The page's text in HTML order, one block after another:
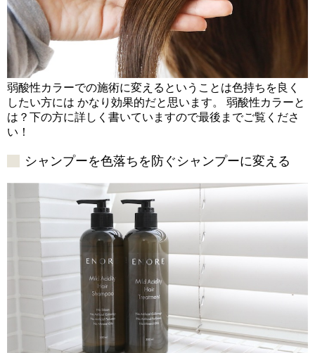
弱酸性カラーでの施術に変えるということは色持ちを良く
したい方には かなり効果的だと思います。 弱酸性カラーと
は？下の方に詳しく書いていますので最後までご覧くださ
い！
シャンプーを色落ちを防ぐシャンプーに変える